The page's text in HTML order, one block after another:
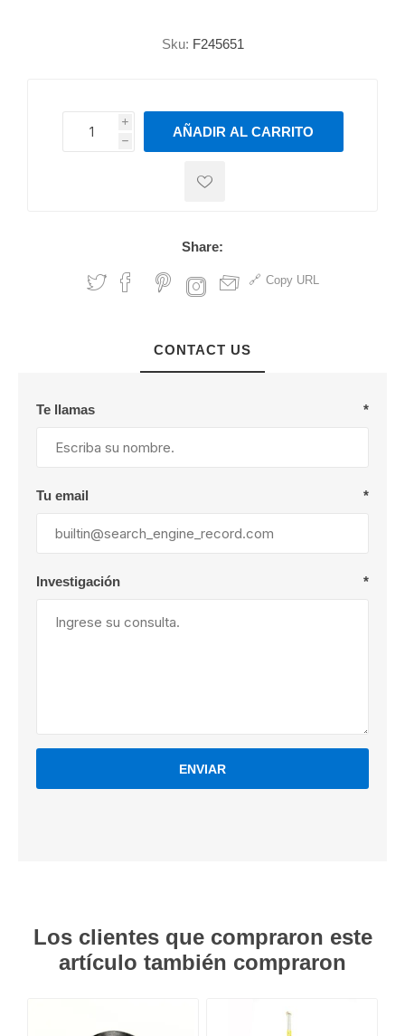
Sku: F245651
i
h
h
AÑADIR AL CARRITO
Share:
Copy URL
CONTACT US
Te llamas *
Tu email *
Investigación *
ENVIAR
Los clientes que compraron este
artículo también compraron